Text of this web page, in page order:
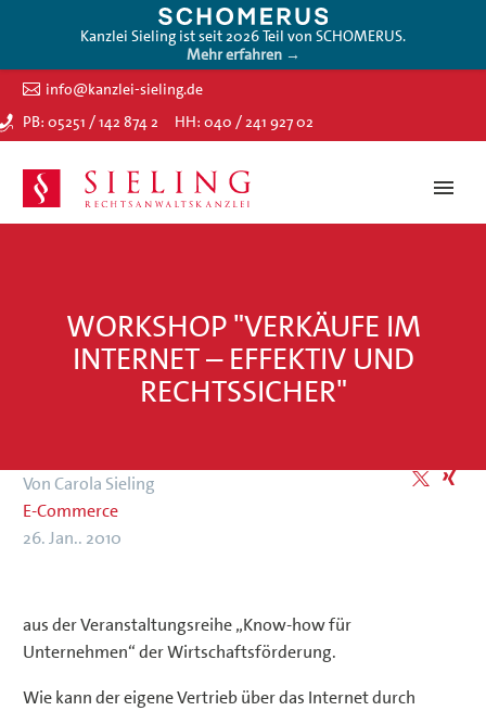
Kanzlei Sieling ist seit 2026 Teil von SCHOMERUS.
Mehr erfahren →
info@kanzlei-sieling.de
PB: 05251 / 142 874 2
HH: 040 / 241 927 02
WORKSHOP "VERKÄUFE IM
INTERNET – EFFEKTIV UND
RECHTSSICHER"
Von Carola Sieling
E-Commerce
26. Jan.. 2010
aus der Veranstaltungsreihe „Know-how für
Unternehmen“ der Wirtschaftsförderung.
Wie kann der eigene Vertrieb über das Internet durch